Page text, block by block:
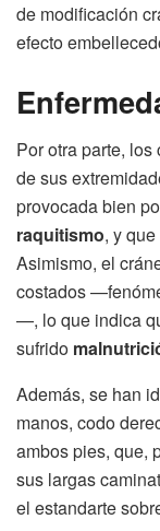
de modificación
efecto
Por otra parte,
de sus
provocada bien
raquitismo, y
Asimismo, el
costados
—, lo que indica
sufrido
Además, se han
manos, codo
ambos pies, que,
sus largas
el estandarte